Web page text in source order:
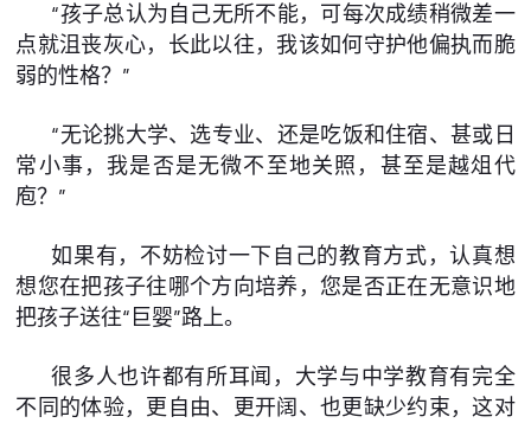
“孩子总认为自己无所不能，可每次成绩稍微差一
点就沮丧灰心，长此以往，我该如何守护他偏执而脆
弱的性格？”
“无论挑大学、选专业、还是吃饭和住宿、甚或日
常小事，我是否是无微不至地关照，甚至是越俎代
庖？”
如果有，不妨检讨一下自己的教育方式，认真想
想您在把孩子往哪个方向培养，您是否正在无意识地
把孩子送往“巨婴”路上。
很多人也许都有所耳闻，大学与中学教育有完全
不同的体验，更自由、更开阔、也更缺少约束，这对